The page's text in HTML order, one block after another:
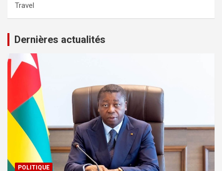
Travel
Dernières actualités
POLITIQUE